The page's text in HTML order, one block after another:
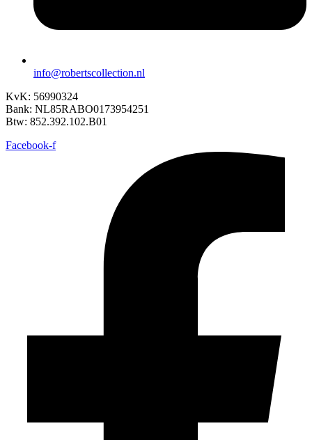
info@robertscollection.nl
KvK: 56990324
Bank: NL85RABO0173954251
Btw: 852.392.102.B01
Facebook-f